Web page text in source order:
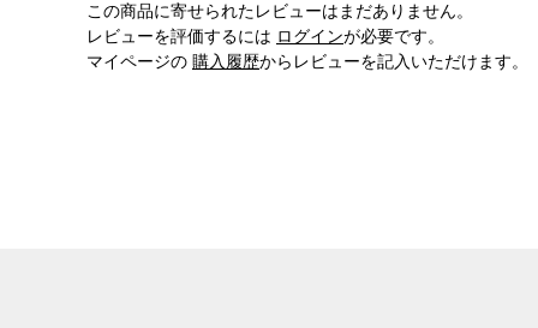
この商品に寄せられたレビューはまだありません。
レビューを評価するには ログインが必要です。
マイページの 購入履歴からレビューを記入いただけます。